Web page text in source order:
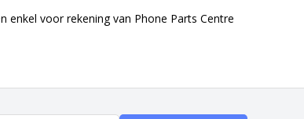
voor rekening van Phone Parts Centre